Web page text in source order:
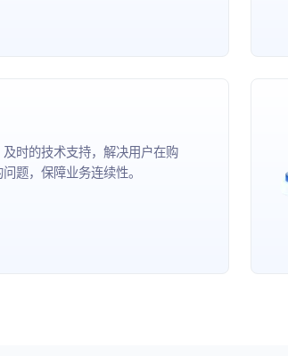
时的技术支持，解决用户在购
题，保障业务连续性。